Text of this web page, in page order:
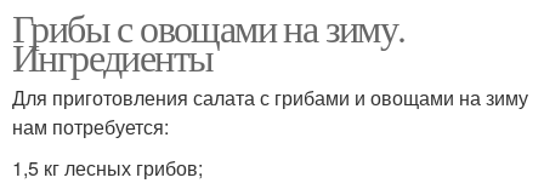
Грибы с овощами на зиму.
Ингредиенты
Для приготовления салата с грибами и овощами на зиму
нам потребуется:
1,5 кг лесных грибов;